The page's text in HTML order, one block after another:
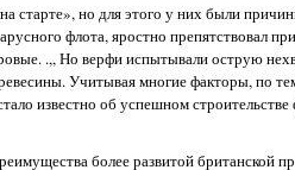
старте», но для этого у них были
флота, яростно препятствовал
.,, Но верфи испытывали острую
Учитывая многие факторы, по
известно об успешном
более развитой